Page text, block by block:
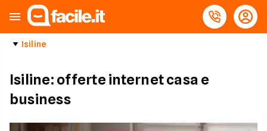
Isiline
Isiline: offerte internet casa e
business